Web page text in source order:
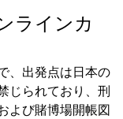
ラインカ
、出発点は日本の
じられており、刑
よび賭博場開帳図